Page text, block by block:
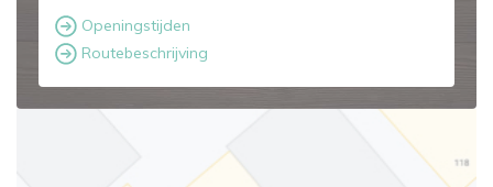
Openingstijden
Routebeschrijving